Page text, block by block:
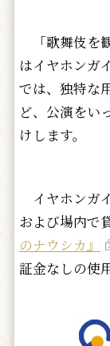
「歌舞伎を
はイヤホンガ
では、独特な
ど、公演をい
けします。
イヤホンガ
および場内で
のナウシカ』
証金なしの使